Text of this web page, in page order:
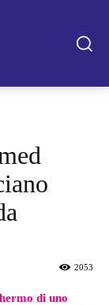
2053
di uno